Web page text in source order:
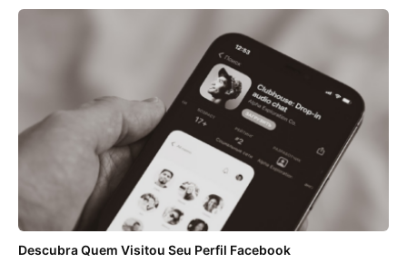
Descubra Quem Visitou Seu Perfil Facebook